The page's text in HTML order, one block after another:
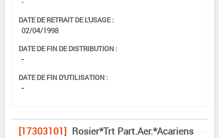
DATE DE RETRAIT DE L'USAGE :
02/04/1998
DATE DE FIN DE DISTRIBUTION :
-
DATE DE FIN D'UTILISATION :
-
[17303101] Rosier*Trt Part.Aer.*Acariens